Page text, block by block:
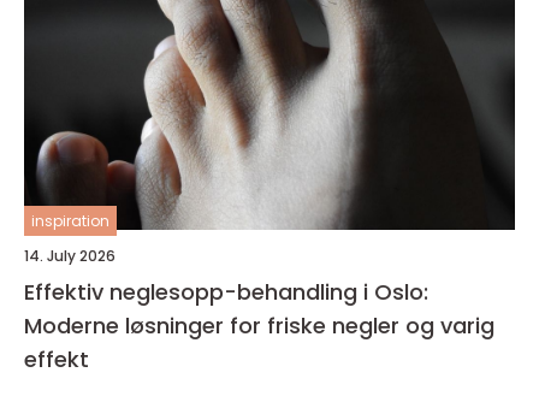
inspiration
14. July 2026
Effektiv neglesopp-behandling i Oslo:
Moderne løsninger for friske negler og varig
effekt